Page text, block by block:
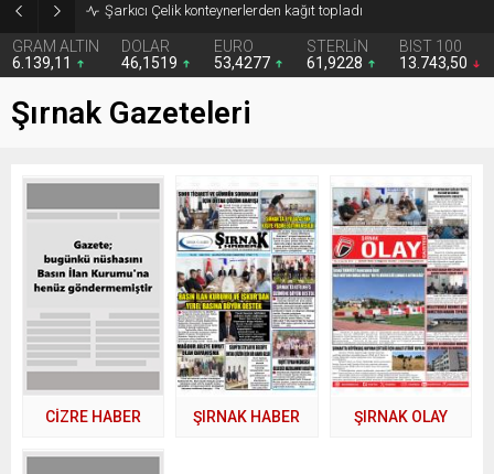
Şarkıcı Çelik konteynerlerden kağıt topladı
GRAM ALTIN
6.139,11
DOLAR
46,1519
EURO
53,4277
STERLİN
61,9228
BIST 100
13.743,50
Şırnak Gazeteleri
CİZRE HABER ŞIRNAK HABER ŞIRNAK OLAY